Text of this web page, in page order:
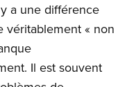
a une différence
véritablement « non
Il est souvent